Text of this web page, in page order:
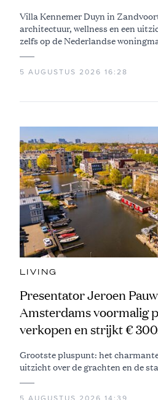
Villa Kennemer Duyn in
architectuur, wellness en een
zelfs op de Nederlandse
5 AUGUSTUS 2026 16:28
LIVING
Presentator Jeroen
Amsterdams voormalig
verkopen en strijkt €
Grootste pluspunt: het
uitzicht over de grachten en de
5 AUGUSTUS 2026 14:39